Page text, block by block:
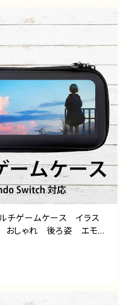
ゲームケース イラス
おしゃれ 後ろ姿 エモ
い 景色 くま スイッ
個性的 おすすめ 人
ー クリエイター 絵師